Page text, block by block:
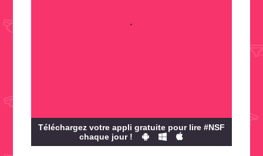
.
Téléchargez votre appli gratuite pour lire #NSF
chaque jour !